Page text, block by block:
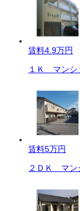
賃料4.9万円
１Ｋ マンシ
賃料5万円
２ＤＫ マン